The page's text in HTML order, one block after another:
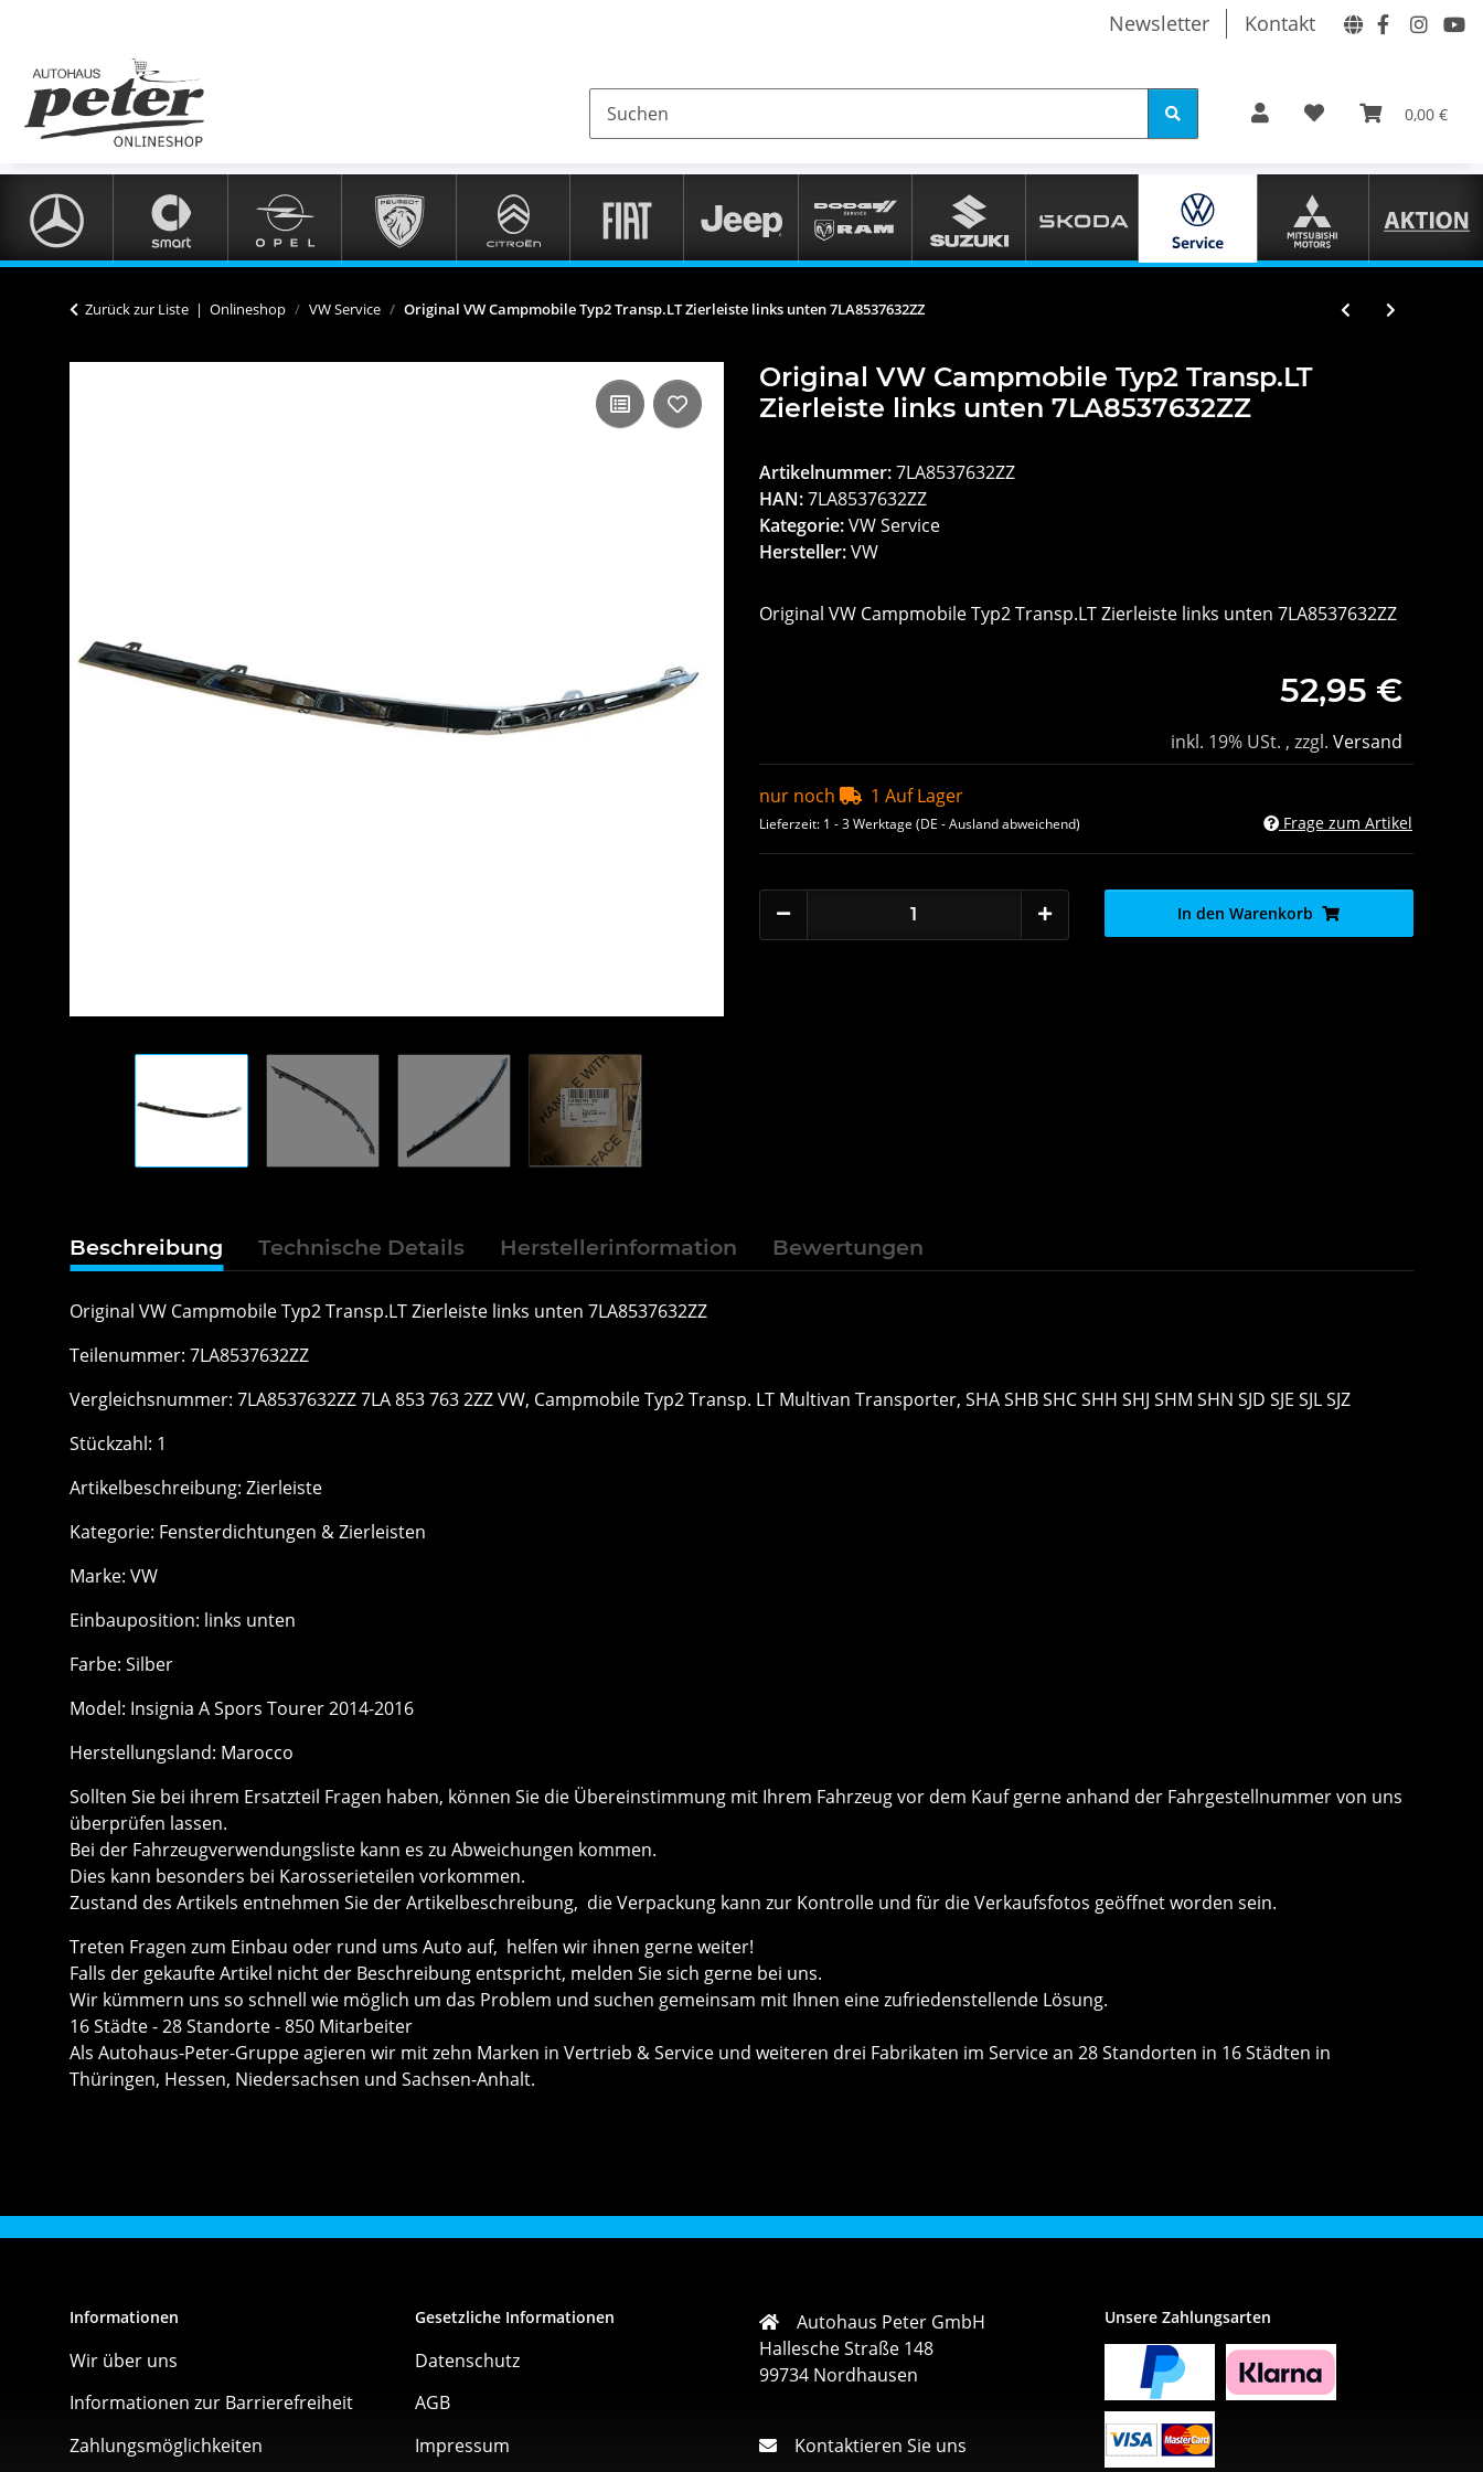
Newsletter Kontakt
0,00 €
Zurück zur Liste Onlineshop VW Service Original VW Campmobile Typ2 Transp.LT Zierleiste links unten 7LA8537632ZZ
Original VW Campmobile Typ2 Transp.LT
Zierleiste links unten 7LA8537632ZZ
Artikelnummer:7LA8537632ZZ
HAN:7LA8537632ZZ
Kategorie:VW Service
Hersteller:VW
Original VW Campmobile Typ2 Transp.LT Zierleiste links unten 7LA8537632ZZ
52,95 €
inkl. 19% USt. , zzgl. Versand
nur noch 1 Auf Lager
Lieferzeit: 1 - 3 Werktage (DE - Ausland abweichend) Frage zum Artikel
In den Warenkorb
Beschreibung Technische Details Herstellerinformation Bewertungen
Original VW Campmobile Typ2 Transp.LT Zierleiste links unten 7LA8537632ZZ
Teilenummer: 7LA8537632ZZ
Vergleichsnummer: 7LA8537632ZZ 7LA 853 763 2ZZ VW, Campmobile Typ2 Transp. LT Multivan Transporter, SHA SHB SHC SHH SHJ SHM SHN SJD SJE SJL SJZ
Stückzahl: 1
Artikelbeschreibung: Zierleiste
Kategorie: Fensterdichtungen & Zierleisten
Marke: VW
Einbauposition: links unten
Farbe: Silber
Model: Insignia A Spors Tourer 2014-2016
Herstellungsland: Marocco
Sollten Sie bei ihrem Ersatzteil Fragen haben, können Sie die Übereinstimmung mit Ihrem Fahrzeug vor dem Kauf gerne anhand der Fahrgestellnummer von uns
überprüfen lassen.
Bei der Fahrzeugverwendungsliste kann es zu Abweichungen kommen.
Dies kann besonders bei Karosserieteilen vorkommen.
Zustand des Artikels entnehmen Sie der Artikelbeschreibung, die Verpackung kann zur Kontrolle und für die Verkaufsfotos geöffnet worden sein.
Treten Fragen zum Einbau oder rund ums Auto auf, helfen wir ihnen gerne weiter!
Falls der gekaufte Artikel nicht der Beschreibung entspricht, melden Sie sich gerne bei uns.
Wir kümmern uns so schnell wie möglich um das Problem und suchen gemeinsam mit Ihnen eine zufriedenstellende Lösung.
16 Städte - 28 Standorte - 850 Mitarbeiter
Als Autohaus-Peter-Gruppe agieren wir mit zehn Marken in Vertrieb & Service und weiteren drei Fabrikaten im Service an 28 Standorten in 16 Städten in
Thüringen, Hessen, Niedersachsen und Sachsen-Anhalt.
Informationen
Wir über uns
Informationen zur Barrierefreiheit
Zahlungsmöglichkeiten
Gesetzliche Informationen
Datenschutz
AGB
Impressum
Autohaus Peter GmbH
Hallesche Straße 148
99734 Nordhausen
Kontaktieren Sie uns
Unsere Zahlungsarten